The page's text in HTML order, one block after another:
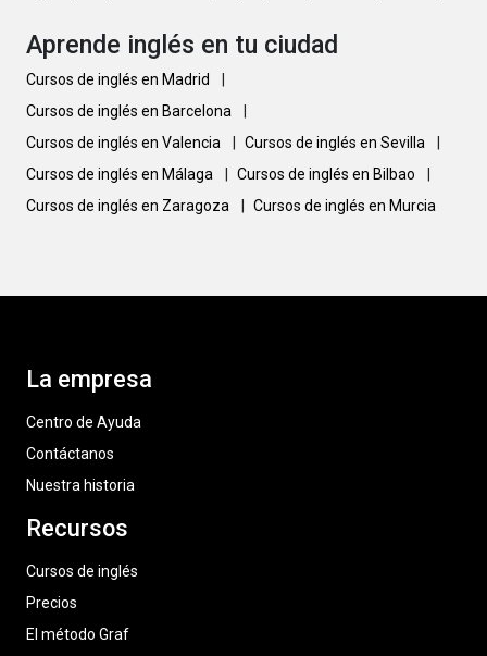
Aprende inglés en tu ciudad
Cursos de inglés en Madrid
Cursos de inglés en Barcelona
Cursos de inglés en Valencia
Cursos de inglés en Sevilla
Cursos de inglés en Málaga
Cursos de inglés en Bilbao
Cursos de inglés en Zaragoza
Cursos de inglés en Murcia
La empresa
Centro de Ayuda
Contáctanos
Nuestra historia
Recursos
Cursos de inglés
Precios
El método Graf